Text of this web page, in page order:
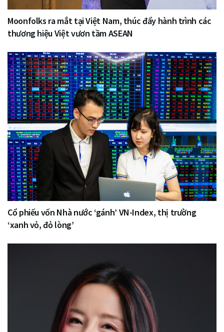
Moonfolks ra mắt tại Việt Nam, thúc đẩy hành trình các
thương hiệu Việt vươn tầm ASEAN
Cổ phiếu vốn Nhà nước ‘gánh’ VN-Index, thị trường
‘xanh vỏ, đỏ lòng’